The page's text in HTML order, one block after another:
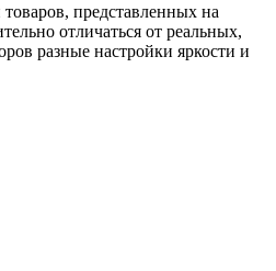
представленных на
отличаться от реальных,
разные настройки яркости и